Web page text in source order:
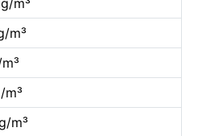
m³
m³
m³